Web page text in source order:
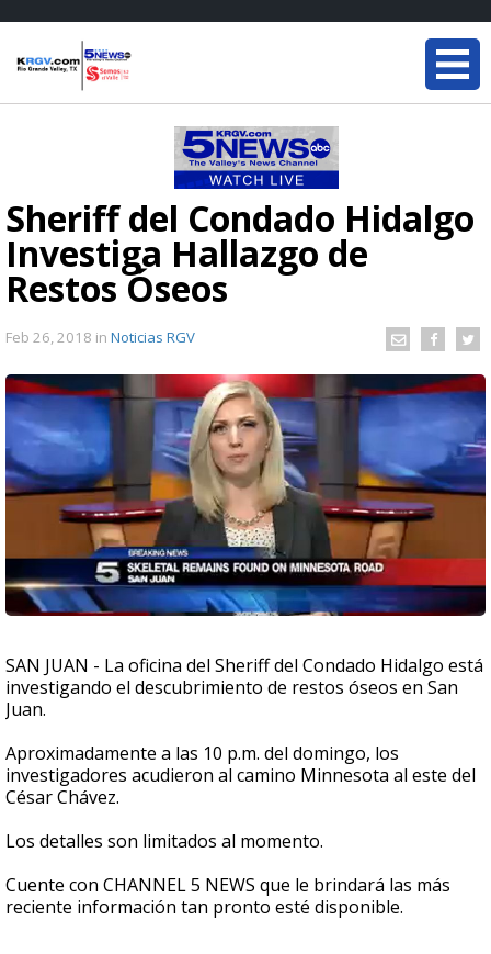
Sheriff del Condado Hidalgo
Investiga Hallazgo de
Restos Óseos
Feb 26, 2018 in Noticias RGV
SAN JUAN - La oficina del Sheriff del Condado Hidalgo está
investigando el descubrimiento de restos óseos en San
Juan.
Aproximadamente a las 10 p.m. del domingo, los
investigadores acudieron al camino Minnesota al este del
César Chávez.
Los detalles son limitados al momento.
Cuente con CHANNEL 5 NEWS que le brindará las más
reciente información tan pronto esté disponible.